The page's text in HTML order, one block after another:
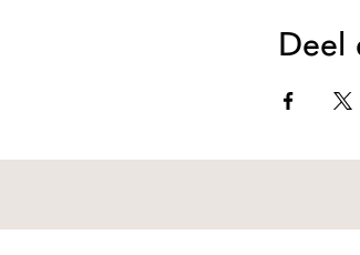
Deel